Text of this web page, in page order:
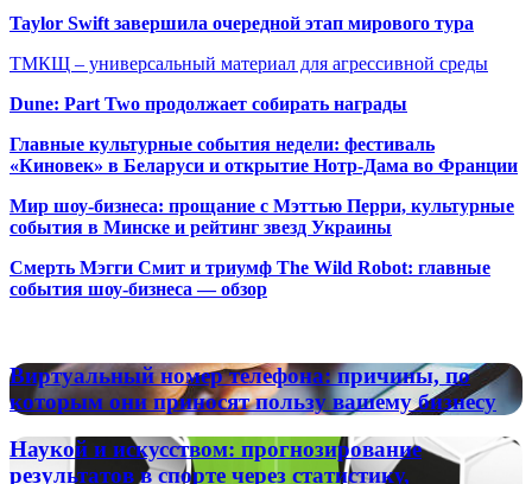
Taylor Swift завершила очередной этап мирового тура
ТМКЩ – универсальный материал для агрессивной среды
Dune: Part Two продолжает собирать награды
Главные культурные события недели: фестиваль
«Киновек» в Беларуси и открытие Нотр-Дама во Франции
Мир шоу-бизнеса: прощание с Мэттью Перри, культурные
события в Минске и рейтинг звезд Украины
Смерть Мэгги Смит и триумф The Wild Robot: главные
события шоу-бизнеса — обзор
Виртуальный
номер
телефона:
причины,
по
которым
Виртуальный номер телефона: причины, по
которым они приносят пользу вашему бизнесу
Наукой
и
Наукой и искусством: прогнозирование
результатов в спорте через статистику,